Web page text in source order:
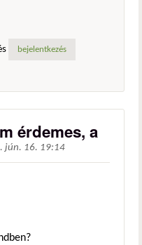
bejelentkezés
érdemes, a
jún. 16. 19:14